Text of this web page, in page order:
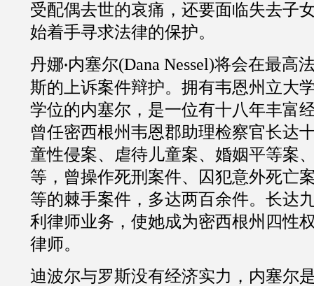
受配偶去世的哀痛，还要面临失去子
始着手寻求法律的保护。
丹娜·内塞尔(Dana Nessel)将会在最高
斯的上诉案件辩护。拥有韦恩州立大
学位的内塞尔，是一位有十八年丰富
曾任密西根州韦恩郡助理检察官长达
童性侵案、虐待儿童案、婚姻平等案
等，曾操作死刑案件、囚犯意外死亡
等的棘手案件，多达两百余件。长达
利律师业务，使她成为密西根州四性
律师。
迪波尔与罗斯没有经济实力，内塞尔